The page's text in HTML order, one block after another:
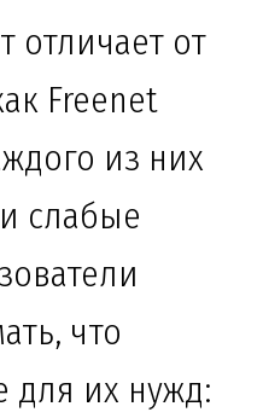
отличает от
Freenet
из них
слабые
что
для их нужд: